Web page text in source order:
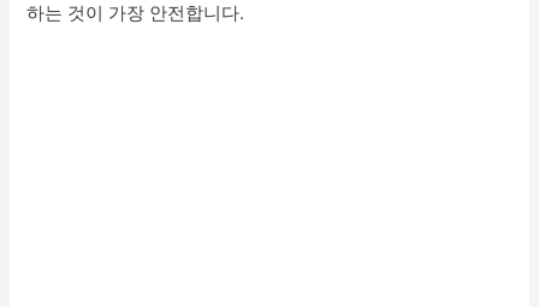
하는 것이 가장 안전합니다.